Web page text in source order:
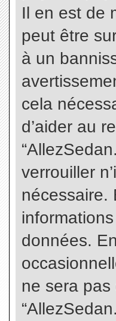
Il en est de
peut être
à un
cela
d’aider au
verrouiller
nécessaire.
données.
ne sera